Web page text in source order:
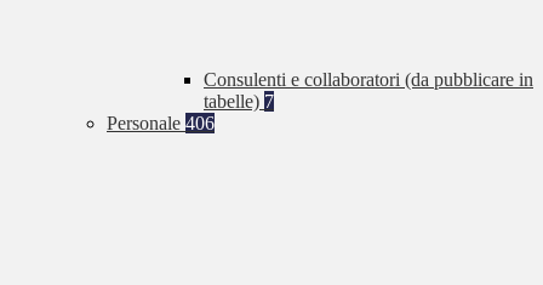
Consulenti e collaboratori (da pubblicare in
tabelle) 7
Personale 406